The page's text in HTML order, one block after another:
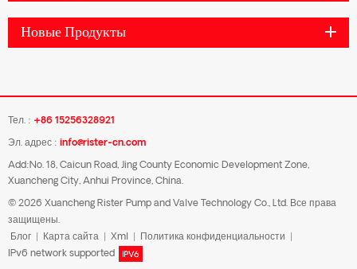
Новые Продукты
Тел. : +86 15256328921
Эл. адрес : info@rister-cn.com
Add:No. 18, Caicun Road, Jing County Economic Development Zone,
Xuancheng City, Anhui Province, China.
© 2026 Xuancheng Rister Pump and Valve Technology Co., Ltd. Все права
защищены.
Блог
Карта сайта Xml Политика конфиденциальности
IPv6 network supported